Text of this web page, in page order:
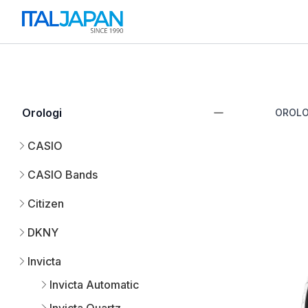
Orologi
CASIO
CASIO Bands
Citizen
DKNY
Invicta
Invicta Automatic